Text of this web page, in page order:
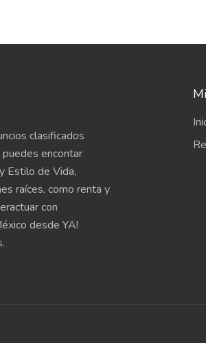
clasificados
encontar
Estilo de Vida,
raíces, como renta y
con
desde YA!